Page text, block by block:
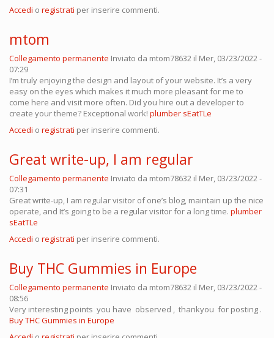
Accedi o registrati per inserire commenti.
mtom
Collegamento permanente Inviato da mtom78632 il Mer, 03/23/2022 -
07:29
I’m truly enjoying the design and layout of your website. It’s a very
easy on the eyes which makes it much more pleasant for me to
come here and visit more often. Did you hire out a developer to
create your theme? Exceptional work! plumber sEatTLe
Accedi o registrati per inserire commenti.
Great write-up, I am regular
Collegamento permanente Inviato da mtom78632 il Mer, 03/23/2022 -
07:31
Great write-up, I am regular visitor of one’s blog, maintain up the nice
operate, and It’s going to be a regular visitor for a long time. plumber
sEatTLe
Accedi o registrati per inserire commenti.
Buy THC Gummies in Europe
Collegamento permanente Inviato da mtom78632 il Mer, 03/23/2022 -
08:56
Very interesting points you have observed , thankyou for posting .
Buy THC Gummies in Europe